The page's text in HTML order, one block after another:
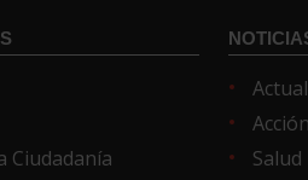
Ciudadanía